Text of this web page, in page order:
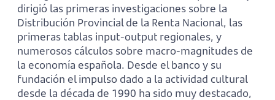
dirigió las primeras investigaciones sobre la
Distribución Provincial de la Renta Nacional, las
primeras tablas input-output regionales, y
numerosos cálculos sobre macro-magnitudes de
la economía española. Desde el banco y su
fundación el impulso dado a la actividad cultural
desde la década de 1990 ha sido muy destacado,